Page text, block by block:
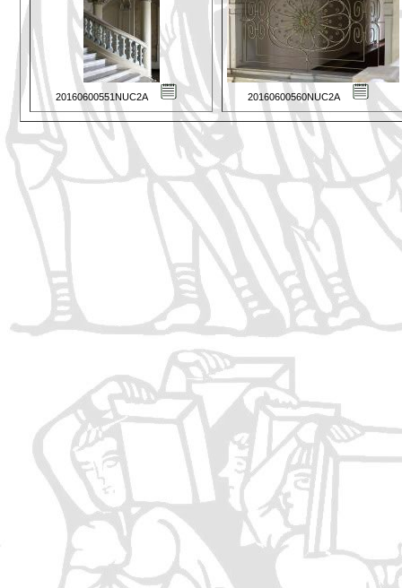
20160600551NUC2A 20160600560NUC2A